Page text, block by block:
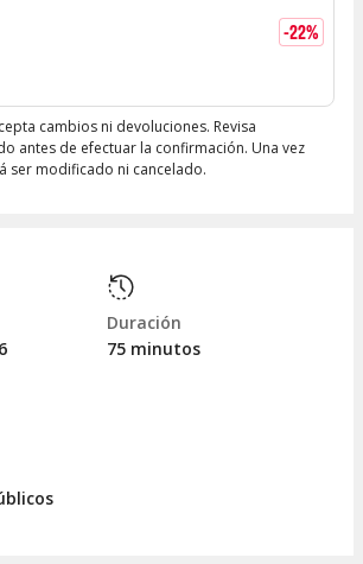
-22%
cambios ni devoluciones. Revisa
antes de efectuar la confirmación. Una vez
ser modificado ni cancelado.
Duración
75 minutos